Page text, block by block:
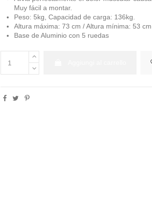
Muy fácil a montar.
Peso: 5kg, Capacidad de carga: 136kg.
Altura máxima: 73 cm / Altura mínima: 53 cm
Base de Aluminio con 5 ruedas